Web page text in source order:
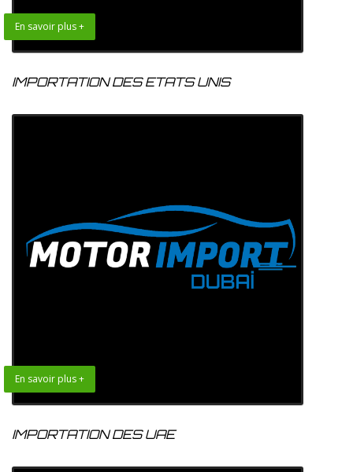
En savoir plus +
IMPORTATION DES ETATS UNIS
En savoir plus +
IMPORTATION DES UAE